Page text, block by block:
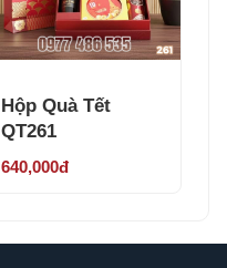
Hộp Quà Tết
QT261
640,000đ